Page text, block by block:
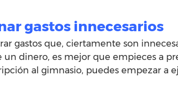
gastos innecesarios
gastos que, ciertamente son
un dinero, es mejor que empieces a
al gimnasio, puedes empezar a